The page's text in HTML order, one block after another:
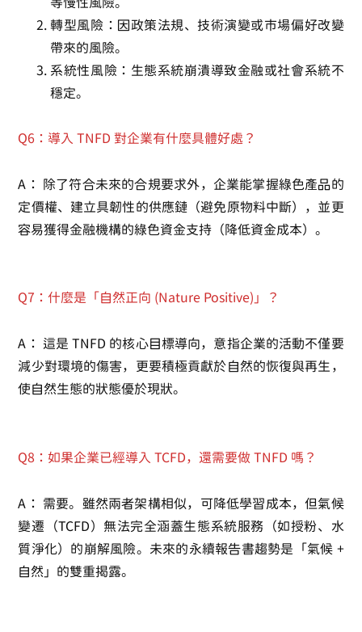
轉型風險 ：因政策法規、技術演變或市場偏好改變
帶來的風險。
系統性風險 ：生態系統崩潰導致金融或社會系統不
穩定。
Q6：導入 TNFD 對企業有什麼具體好處？
A：
除了符合未來的合規要求外，企業能掌握綠色產品的
定價權、建立具韌性的供應鏈（避免原物料中斷），並更
容易獲得金融機構的綠色資金支持（降低資金成本）。
Q7：什麼是「自然正向 (Nature Positive)」？
A：
這是 TNFD 的核心目標導向，意指企業的活動不僅要
減少對環境的傷害，更要積極貢獻於自然的恢復與再生，
使自然生態的狀態優於現狀。
Q8：如果企業已經導入 TCFD，還需要做 TNFD 嗎？
A：
需要。雖然兩者架構相似，可降低學習成本，但氣候
變遷（TCFD）無法完全涵蓋生態系統服務（如授粉、水
質淨化）的崩解風險。未來的永續報告書趨勢是「氣候 +
自然」的雙重揭露。